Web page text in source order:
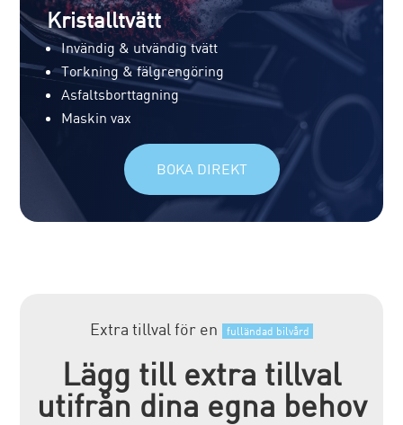
Kristalltvätt
Invändig & utvändig tvätt
Torkning & fälgrengöring
Asfaltsborttagning
Maskin vax
BOKA DIREKT
Extra tillval för en fulländad bilvård
Lägg till extra tillval
utifrån dina egna behov